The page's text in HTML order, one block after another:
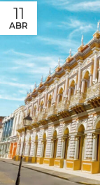
11
ABR